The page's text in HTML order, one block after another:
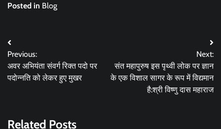
Posted in Blog
Post
navigation
Previous:
अवर अभियंता संवर्ग रिक्त पदो पर
पदोन्नति को लेकर हुए मुखर
Next:
संत महापुरुष इस पृथ्वी लोक पर ज्ञान
के एक विशाल सागर के रूप में विद्यमान
है:श्री विष्णु दास महाराज
Related Posts